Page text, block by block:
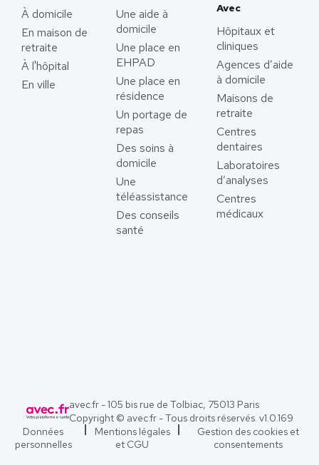
À domicile
En maison de
retraite
À l'hôpital
En ville
Une aide à
domicile
Une place en
EHPAD
Une place en
résidence
Un portage de
repas
Des soins à
domicile
Une
téléassistance
Des conseils
santé
Avec
Hôpitaux et
cliniques
Agences d’aide
à domicile
Maisons de
retraite
Centres
dentaires
Laboratoires
d’analyses
Centres
médicaux
avec.fr - 105 bis rue de Tolbiac, 75013 Paris
Copyright © avec.fr - Tous droits réservés. v1.0.169
Données
personnelles
Mentions légales
et CGU
Gestion des cookies et
consentements